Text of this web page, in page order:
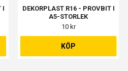
I
DEKORPLAST R16 - PROVBIT I
A5-STORLEK
10 kr
KÖP